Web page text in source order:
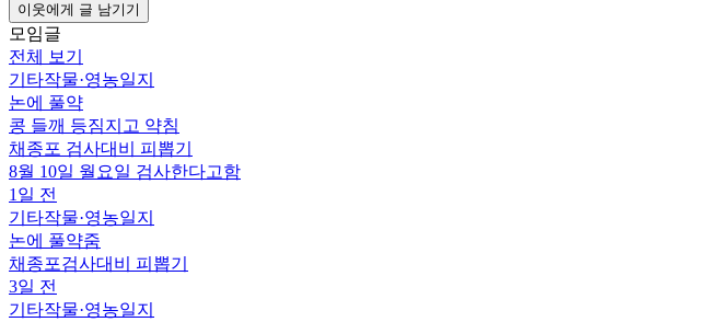
이웃에게 글 남기기
모임글
전체 보기
기타작물·영농일지
논에 풀약
콩 들깨 등짐지고 약침
채종포 검사대비 피뽑기
8월 10일 월요일 검사한다고함
1일 전
기타작물·영농일지
논에 풀약줌
채종포검사대비 피뽑기
3일 전
기타작물·영농일지